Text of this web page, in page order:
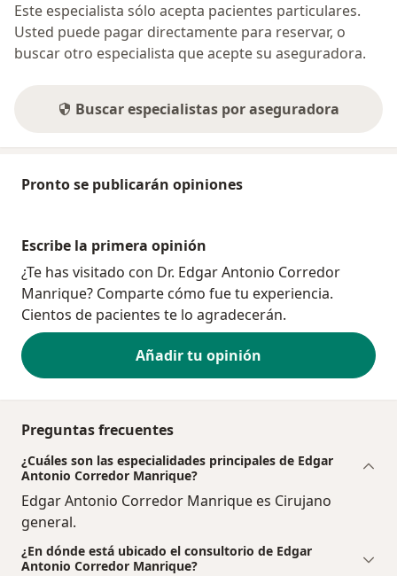
Este especialista sólo acepta pacientes particulares.
Usted puede pagar directamente para reservar, o
buscar otro especialista que acepte su aseguradora.
Buscar especialistas por aseguradora
Pronto se publicarán opiniones
Escribe la primera opinión
¿Te has visitado con Dr. Edgar Antonio Corredor
Manrique? Comparte cómo fue tu experiencia.
Cientos de pacientes te lo agradecerán.
Añadir tu opinión
Preguntas frecuentes
¿Cuáles son las especialidades principales de Edgar
Antonio Corredor Manrique?
Edgar Antonio Corredor Manrique es Cirujano
general.
¿En dónde está ubicado el consultorio de Edgar
Antonio Corredor Manrique?